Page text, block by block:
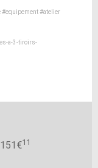
#equipement#atelier
a-3-tiroirs-
11